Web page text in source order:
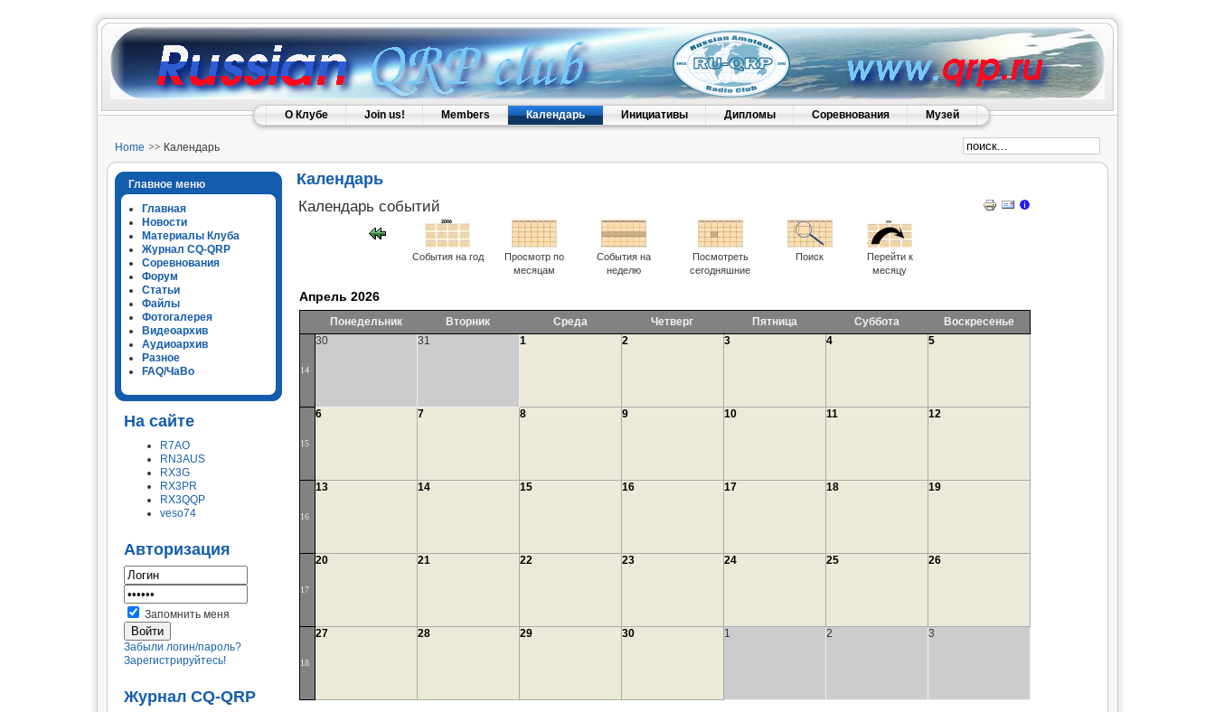
О Клубе Join us! Members Календарь Инициативы Дипломы Соревнования Музей
Home Календарь
Главное меню
Главная
Новости
Материалы Клуба
Журнал CQ-QRP
Соревнования
Форум
Статьи
Файлы
Фотогалерея
Видеоархив
Аудиоархив
Разное
FAQ/ЧаВо
На сайте
R7AO
RN3AUS
RX3G
RX3PR
RX3QQP
veso74
Авторизация
Запомнить меня
Забыли логин/пароль?
Зарегистрируйтесь!
Журнал CQ-QRP
Календарь
Календарь событий
События на год
Просмотр по
месяцам
События на
неделю
Посмотреть
сегодняшние
Поиск
Перейти к
месяцу
Апрель 2026
Понедельник Вторник Среда Четверг Пятница Суббота Воскресенье
14
30 31 1 2 3 4 5
15
6 7 8 9 10 11 12
16
13 14 15 16 17 18 19
17
20 21 22 23 24 25 26
18
27 28 29 30 1 2 3